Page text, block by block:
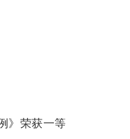
》荣获一等